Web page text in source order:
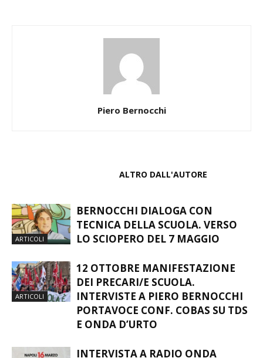
Piero Bernocchi
ALTRO DALL'AUTORE
ARTICOLI
BERNOCCHI DIALOGA CON
TECNICA DELLA SCUOLA. VERSO
LO SCIOPERO DEL 7 MAGGIO
ARTICOLI
12 OTTOBRE MANIFESTAZIONE
DEI PRECARI/E SCUOLA.
INTERVISTE A PIERO BERNOCCHI
PORTAVOCE CONF. COBAS SU TDS
E ONDA D’URTO
INTERVISTA A RADIO ONDA